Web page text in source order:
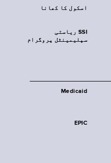
اسکول کا کھانا
SSI ریاستی
سپلیمینٹل پروگرام
Medicaid
EPIC